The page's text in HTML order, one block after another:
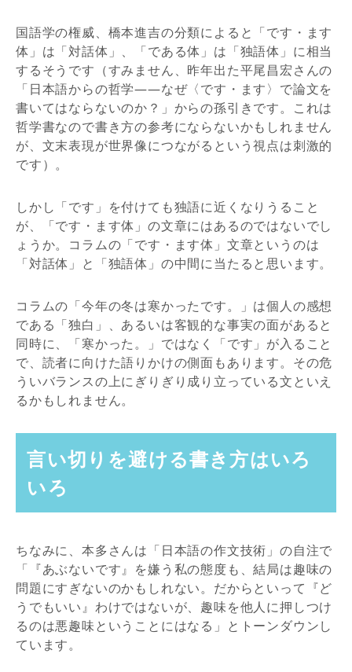
国語学の権威、橋本進吉の分類によると「です・ます
体」は「対話体」、「である体」は「独語体」に相当
するそうです（すみません、昨年出た平尾昌宏さんの
「日本語からの哲学――なぜ〈です・ます〉で論文を
書いてはならないのか？」からの孫引きです。これは
哲学書なので書き方の参考にならないかもしれません
が、文末表現が世界像につながるという視点は刺激的
です）。
しかし「です」を付けても独語に近くなりうること
が、「です・ます体」の文章にはあるのではないでし
ょうか。コラムの「です・ます体」文章というのは
「対話体」と「独語体」の中間に当たると思います。
コラムの「今年の冬は寒かったです。」は個人の感想
である「独白」、あるいは客観的な事実の面があると
同時に、「寒かった。」ではなく「です」が入ること
で、読者に向けた語りかけの側面もあります。その危
ういバランスの上にぎりぎり成り立っている文といえ
るかもしれません。
言い切りを避ける書き方はいろ
いろ
ちなみに、本多さんは「日本語の作文技術」の自注で
「『あぶないです』を嫌う私の態度も、結局は趣味の
問題にすぎないのかもしれない。だからといって『ど
うでもいい』わけではないが、趣味を他人に押しつけ
るのは悪趣味ということにはなる」とトーンダウンし
ています。